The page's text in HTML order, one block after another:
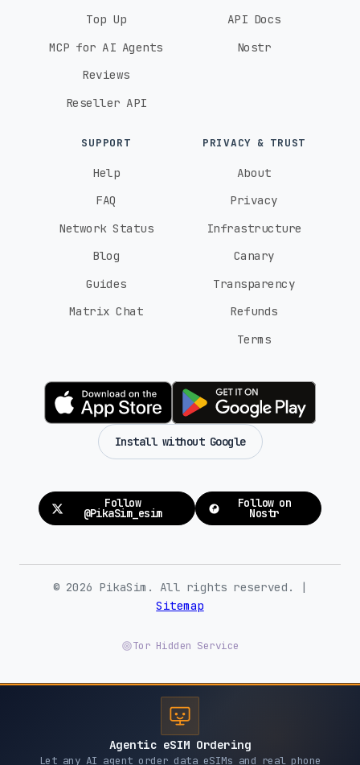
Top Up
MCP for AI Agents
Reviews
Reseller API
API Docs
Nostr
SUPPORT
Help
FAQ
Network Status
Blog
Guides
Matrix Chat
PRIVACY & TRUST
About
Privacy
Infrastructure
Canary
Transparency
Refunds
Terms
Install without Google
Follow
@PikaSim_esim
Follow on
Nostr
© 2026 PikaSim. All rights reserved. |
Sitemap
Tor Hidden Service
Agentic eSIM Ordering
Let any AI agent order data eSIMs and real phone